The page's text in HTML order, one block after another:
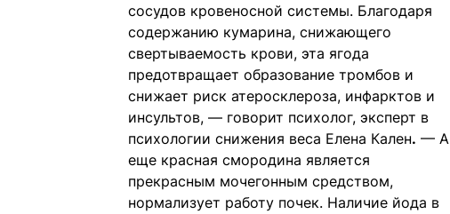
сосудов кровеносной системы. Благодаря
содержанию кумарина, снижающего
свертываемость крови, эта ягода
предотвращает образование тромбов и
снижает риск атеросклероза, инфарктов и
инсультов, — говорит психолог, эксперт в
психологии снижения веса Елена Кален. — А
еще красная смородина является
прекрасным мочегонным средством,
нормализует работу почек. Наличие йода в